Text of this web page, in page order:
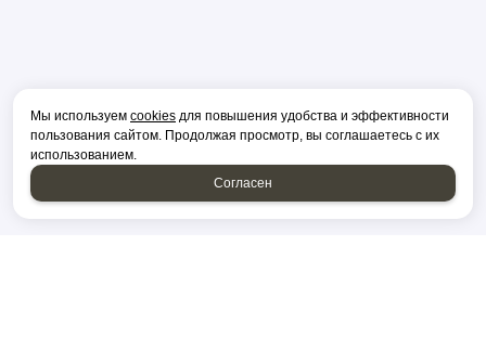
Мы используем cookies для повышения удобства и эффективности
пользования сайтом. Продолжая просмотр, вы соглашаетесь с их
использованием.
Согласен